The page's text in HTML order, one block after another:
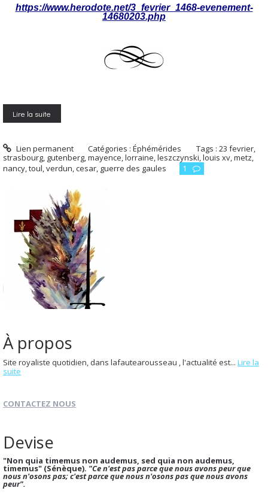
https://www.herodote.net/3_fevrier_1468-evenement-
14680203.php
Lire la suite
Lien permanent Catégories :Éphémérides Tags :23 fevrier,
strasbourg, gutenberg,mayence,lorraine,leszczynski,louis xv,metz,
nancy,toul,verdun,cesar, guerre des gaules 1
À propos
Site royaliste quotidien, dans lafautearousseau , l'actualité est... Lire la
suite
CONTACTEZ NOUS
Devise
"Non quia timemus non audemus, sed quia non audemus,
timemus" (Sénèque). "Ce n'est pas parce que nous avons peur que
nous n'osons pas; c'est parce que nous n'osons pas que nous avons
peur".